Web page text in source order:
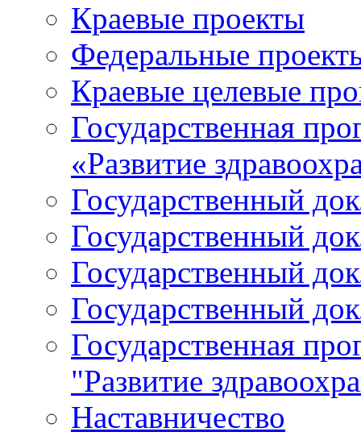
Краевые проекты
Федеральные
Краевые целевые
Государственная
«Развитие
Государственный
Государственный
Государственный
Государственный
Государственная
"Развитие
Наставничество